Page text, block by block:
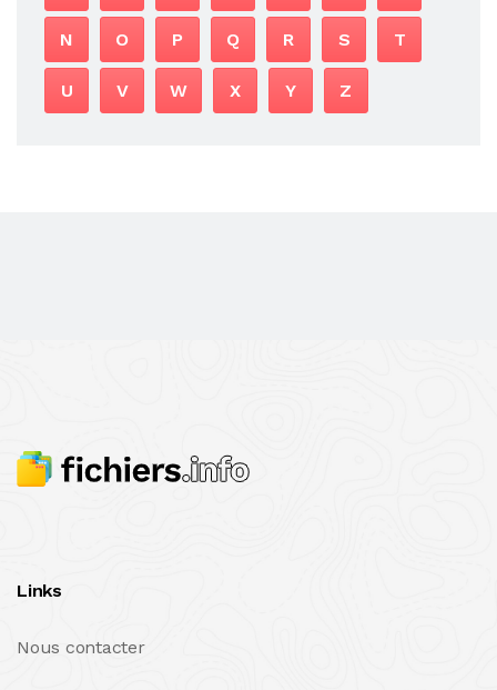
N O P Q R S T
U V W X Y Z
Links
Nous contacter